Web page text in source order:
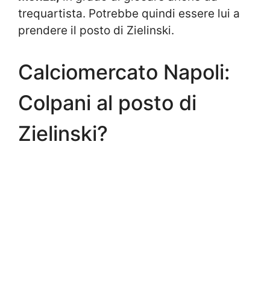
trequartista. Potrebbe quindi essere lui a
prendere il posto di Zielinski.
Calciomercato Napoli:
Colpani al posto di
Zielinski?